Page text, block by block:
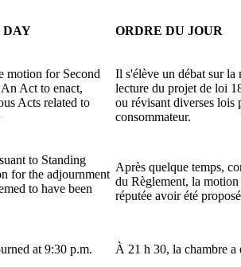
DAY ORDRE DU JOUR
motion for Second
Act to enact,
Acts related to
Il s'élève un débat sur
lecture du projet de loi
ou révisant diverses lois
consommateur.
to Standing
for the adjournment
to have been
Après quelque temps,
du Règlement, la
réputée avoir été
at 9:30 p.m. À 21 h 30, la chambre a